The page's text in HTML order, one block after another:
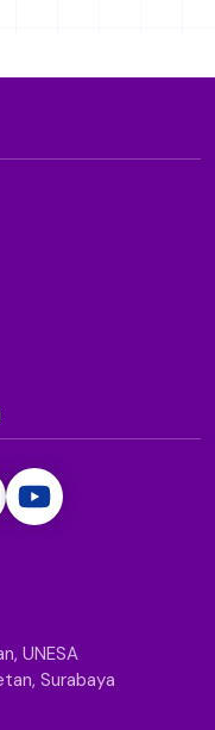
UNESA
Surabaya